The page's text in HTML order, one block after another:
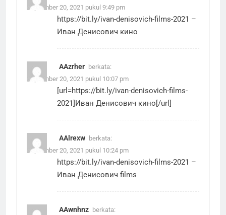
September 20, 2021 pukul 9:49 pm
https://bit.ly/ivan-denisovich-films-2021 –
Иван Денисович кино
AAzrher berkata:
September 20, 2021 pukul 10:07 pm
[url=https://bit.ly/ivan-denisovich-films-
2021]Иван Денисович кино[/url]
AAlrexw berkata:
September 20, 2021 pukul 10:24 pm
https://bit.ly/ivan-denisovich-films-2021 –
Иван Денисович films
AAwnhnz berkata: